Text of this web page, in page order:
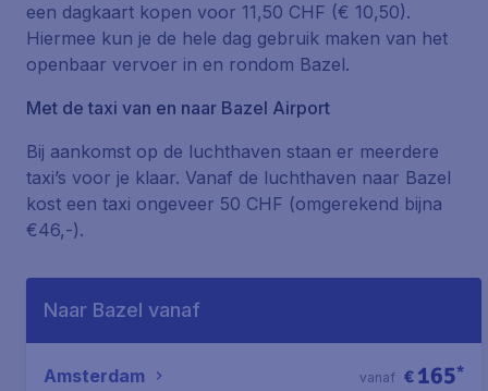
een dagkaart kopen voor 11,50 CHF (€ 10,50).
Hiermee kun je de hele dag gebruik maken van het
openbaar vervoer in en rondom Bazel.
Met de taxi van en naar Bazel Airport
Bij aankomst op de luchthaven staan er meerdere
taxi’s voor je klaar. Vanaf de luchthaven naar Bazel
kost een taxi ongeveer 50 CHF (omgerekend bijna
€46,-).
Naar Bazel vanaf
Amsterdam € 165*
vanaf